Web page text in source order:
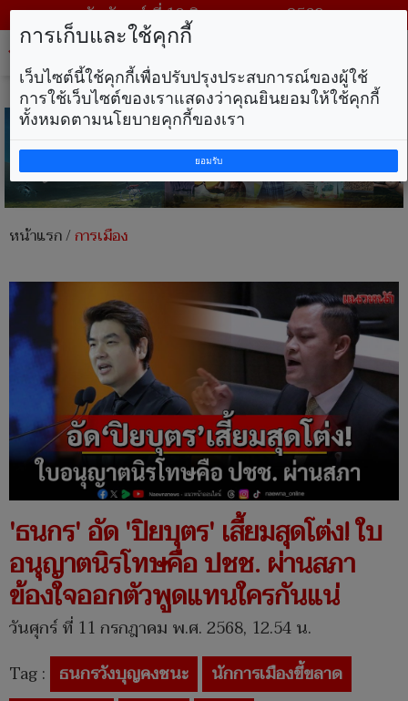
วันจันทร์ ที่ 10 สิงหาคม พ.ศ. 2569
หน้าแรก/การเมือง
'ธนกร' อัด 'ปิยบุตร' เสี้ยมสุดโต่ง! ใบ
อนุญาตนิรโทษคือ ปชช. ผ่านสภา
ข้องใจออกตัวพูดแทนใครกันแน่
วันศุกร์ ที่ 11 กรกฎาคม พ.ศ. 2568, 12.54 น.
Tag : ธนกรวังบุญคงชนะ
นักการเมืองขี้ขลาด
การเก็บและใช้คุกกี้
เว็บไซต์นี้ใช้คุกกี้เพื่อปรับปรุงประสบการณ์ของผู้ใช้
การใช้เว็บไซต์ของเราแสดงว่าคุณยินยอมให้ใช้คุกกี้
ทั้งหมดตามนโยบายคุกกี้ของเรา
ยอมรับ